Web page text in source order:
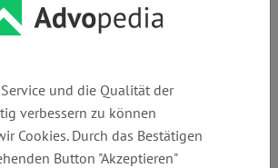
zum Thema
und die Qualität der
verbessern zu können
Cookies. Durch das Bestätigen
Button "Akzeptieren"